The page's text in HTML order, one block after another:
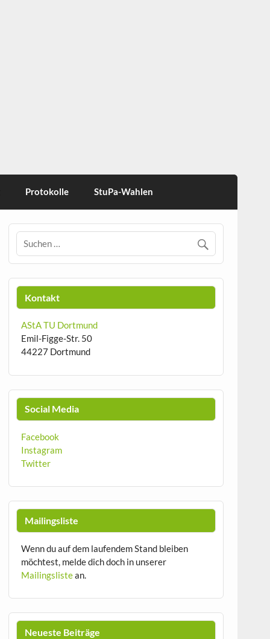
Protokolle StuPa-Wahlen
Kontakt
AStA TU Dortmund
Emil-Figge-Str. 50
44227 Dortmund
Social Media
Facebook
Instagram
Twitter
Mailingsliste
Wenn du auf dem laufendem Stand bleiben
möchtest, melde dich doch in unserer
Mailingslistean.
Neueste Beiträge